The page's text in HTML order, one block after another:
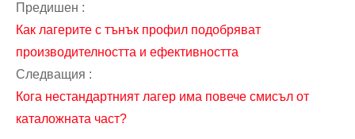
Предишен :
Как лагерите с тънък профил подобряват
производителността и ефективността
Следващия :
Кога нестандартният лагер има повече смисъл от
каталожната част?